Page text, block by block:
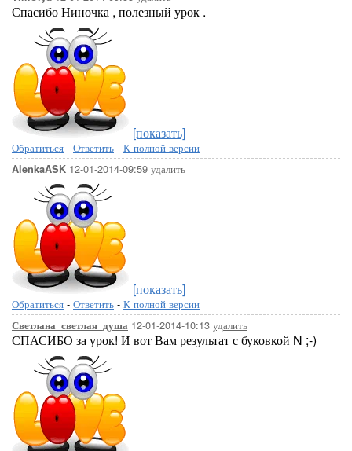
Спасибо Ниночка , полезный урок .
[показать]
Обратиться - Ответить - К полной версии
AlenkaASK 12-01-2014-09:59 удалить
[показать]
Обратиться - Ответить - К полной версии
Светлана_светлая_душа 12-01-2014-10:13 удалить
СПАСИБО за урок! И вот Вам результат с буковкой N ;-)